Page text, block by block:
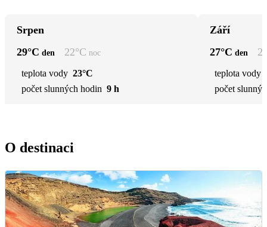
Srpen
29°C den 22°C noc
teplota vody 23°C
počet slunných hodin 9 h
Září
27°C den
teplota vody
počet
O destinaci